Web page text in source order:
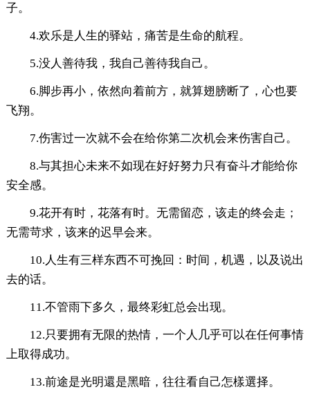
子。
4.欢乐是人生的驿站，痛苦是生命的航程。
5.没人善待我，我自己善待我自己。
6.脚步再小，依然向着前方，就算翅膀断了，心也要
飞翔。
7.伤害过一次就不会在给你第二次机会来伤害自己。
8.与其担心未来不如现在好好努力只有奋斗才能给你
安全感。
9.花开有时，花落有时。无需留恋，该走的终会走；
无需苛求，该来的迟早会来。
10.人生有三样东西不可挽回：时间，机遇，以及说出
去的话。
11.不管雨下多久，最终彩虹总会出现。
12.只要拥有无限的热情，一个人几乎可以在任何事情
上取得成功。
13.前途是光明還是黑暗，往往看自己怎樣選择。